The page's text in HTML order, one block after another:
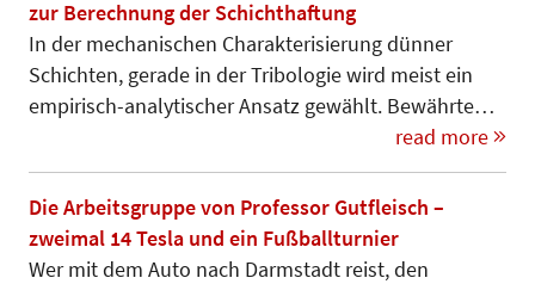
zur Berechnung der Schichthaftung
In der mechanischen Charakterisierung dün­ner
Schichten, gerade in der Tribo­logie wird meist ein
empirisch-analytischer Ansatz gewählt. Bewährte…
read more
Die Arbeitsgruppe von Professor Gutfleisch –
zweimal 14 Tesla und ein Fußballturnier
Wer mit dem Auto nach Darmstadt reist, den